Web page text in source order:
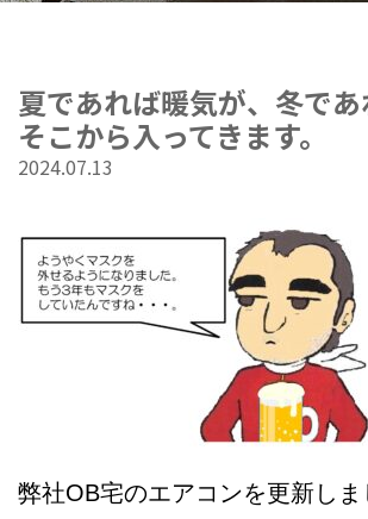
夏であれば暖気が、冬で
そこから入ってきます。
2024.07.13
弊社OB宅のエアコンを更新しま